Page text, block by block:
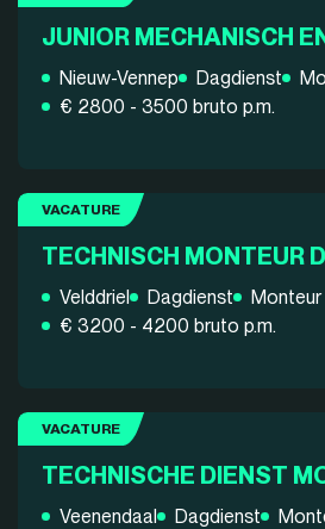
JUNIOR MECHANISCH
Nieuw-Vennep Dagdienst
€ 2800 - 3500 bruto p.m.
VACATURE
TECHNISCH MONTEUR
Velddriel Dagdienst
Monteur
€ 3200 - 4200 bruto p.m.
VACATURE
TECHNISCHE DIENST
Veenendaal Dagdienst